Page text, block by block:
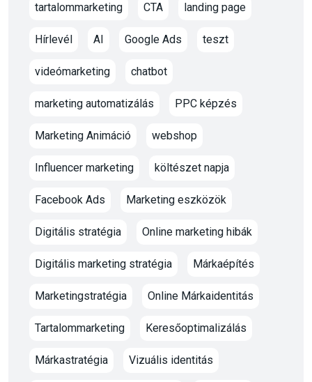
tartalommarketing CTA landing page
Hírlevél AI Google Ads teszt
videómarketing chatbot
marketing automatizálás PPC képzés
Marketing Animáció webshop
Influencer marketing költészet napja
Facebook Ads Marketing eszközök
Digitális stratégia Online marketing hibák
Digitális marketing stratégia Márkaépítés
Marketingstratégia Online Márkaidentitás
Tartalommarketing Keresőoptimalizálás
Márkastratégia Vizuális identitás